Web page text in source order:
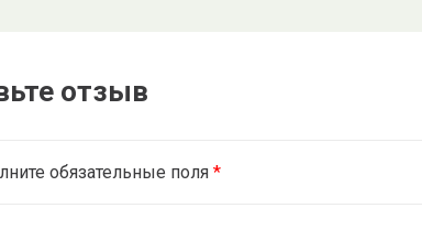
отзыв
обязательные поля *